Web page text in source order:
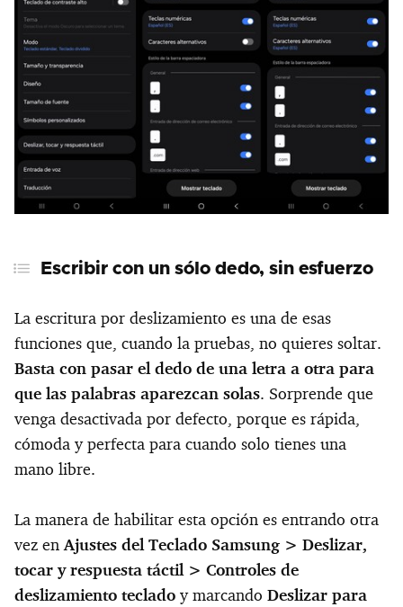
Escribir con un sólo dedo, sin esfuerzo
La escritura por deslizamiento es una de esas
funciones que, cuando la pruebas, no quieres soltar.
Basta con pasar el dedo de una letra a otra para
que las palabras aparezcan solas. Sorprende que
venga desactivada por defecto, porque es rápida,
cómoda y perfecta para cuando solo tienes una
mano libre.
La manera de habilitar esta opción es entrando otra
vez enAjustes del Teclado Samsung > Deslizar,
tocar y respuesta táctil > Controles de
deslizamiento teclado y marcando Deslizar para